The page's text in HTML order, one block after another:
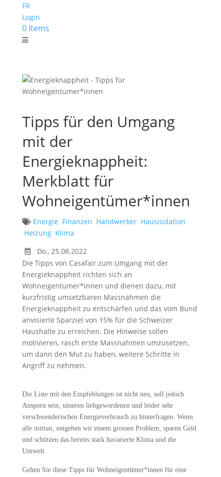
FR
Login
0 Items
Tipps für den Umgang
mit der
Energieknappheit:
Merkblatt für
Wohneigentümer*innen
Energie Finanzen Handwerker Hausisolation
Heizung Klima
Do., 25.08.2022
Die Tipps von Casafair zum Umgang mit der
Energieknappheit richten sich an
Wohneigentümer*innen und dienen dazu, mit
kurzfristig umsetzbaren Massnahmen die
Energieknappheit zu entschärfen und das vom Bund
anvisierte Sparziel von 15% für die Schweizer
Haushalte zu erreichen. Die Hinweise sollen
motivieren, rasch erste Massnahmen umzusetzen,
um dann den Mut zu haben, weitere Schritte in
Angriff zu nehmen.
Die Liste mit den Empfehlungen ist nicht neu, soll jedoch
Ansporn sein, unseren liebgewordenen und leider sehr
verschwenderischen Energieverbrauch zu hinterfragen. Wenn
alle mittun, entgehen wir einem grossen Problem, sparen Geld
und schützen das bereits stark havarierte Klima und die
Umwelt.
Gehen Sie diese Tipps für Wohneigentümer*innen für eine